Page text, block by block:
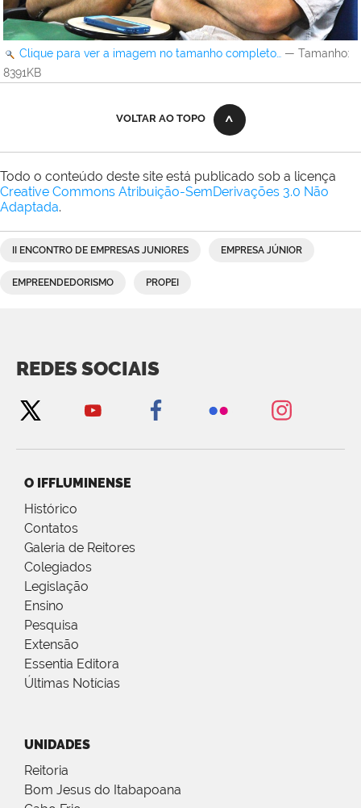
Clique para ver a imagem no tamanho completo… — Tamanho:
8391KB
VOLTAR AO TOPO
Todo o conteúdo deste site está publicado sob a licença
Creative Commons Atribuição-SemDerivações 3.0 Não
Adaptada.
II ENCONTRO DE EMPRESAS JUNIORES EMPRESA JÚNIOR
EMPREENDEDORISMO PROPEI
REDES SOCIAIS
O IFFLUMINENSE
Histórico
Contatos
Galeria de Reitores
Colegiados
Legislação
Ensino
Pesquisa
Extensão
Essentia Editora
Últimas Notícias
UNIDADES
Reitoria
Bom Jesus do Itabapoana